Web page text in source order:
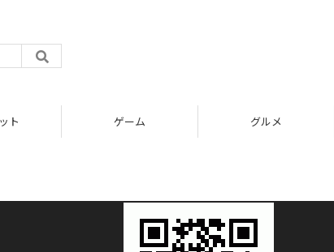
ト ゲーム グルメ